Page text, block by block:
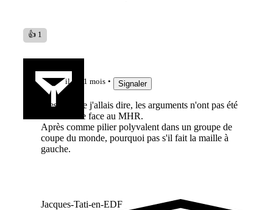
👍 1
il y a 1 mois Signaler
C'est ce que j'allais dire, les arguments n'ont pas été
assez solide face au MHR.
Après comme pilier polyvalent dans un groupe de
coupe du monde, pourquoi pas s'il fait la maille à
gauche.
Jacques-Tati-en-EDF